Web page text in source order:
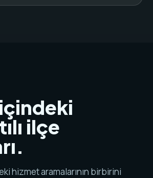
ilçe
hizmet aramalarının birbirini